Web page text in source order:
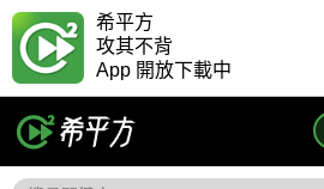
希平方
攻其不背
App 開放下載中